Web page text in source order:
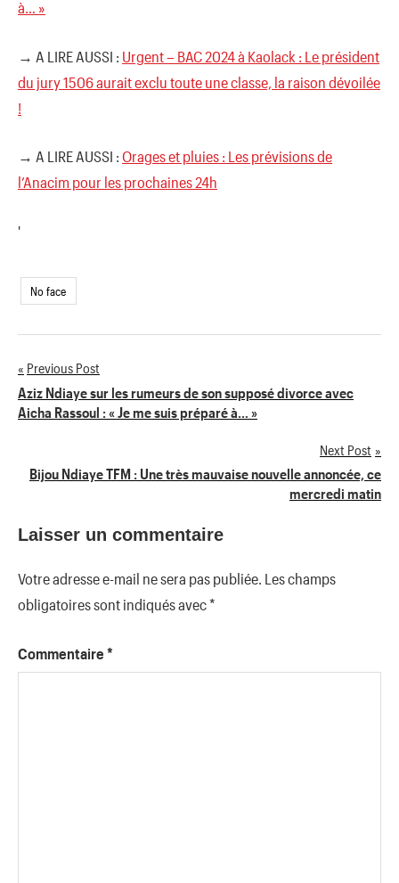
à… »
→ A LIRE AUSSI : Urgent – BAC 2024 à Kaolack : Le président
du jury 1506 aurait exclu toute une classe, la raison dévoilée
!
→ A LIRE AUSSI : Orages et pluies : Les prévisions de
l’Anacim pour les prochaines 24h
'
No face
Navigation
de
Previous Post
Aziz Ndiaye sur les rumeurs de son supposé divorce avec
Aicha Rassoul : « Je me suis préparé à… »
Next Post
Bijou Ndiaye TFM : Une très mauvaise nouvelle annoncée, ce
mercredi matin
Laisser un commentaire
Votre adresse e-mail ne sera pas publiée. Les champs
obligatoires sont indiqués avec*
Commentaire *